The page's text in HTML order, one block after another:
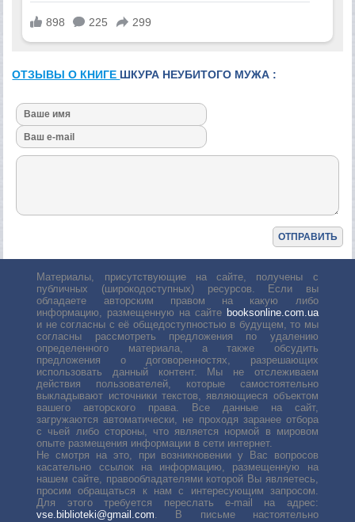
ОТЗЫВЫ О КНИГЕ ШКУРА НЕУБИТОГО МУЖА :
Материалы, присутствующие на сайте, получены с
публичных (широкодоступных) ресурсов. Если вы
обладаете авторским правом на какую либо
информацию, размещенную на сайте booksonline.com.ua
и не согласны с её общедоступностью в будущем, то мы
согласны рассмотреть предложения по удалению
определенного материала, а также обсудить
предложения о договоренностях, разрешающих
использовать данный контент. Мы не отслеживаем
действия пользователей, которые самостоятельно
выкладывают источники текстов, являющиеся объектом
вашего авторского права. Все данные на сайт,
загружаются автоматически, не проходя заранее отбора
с чьей либо стороны, что является нормой в мировом
опыте размещения информации в сети интернет.
Не смотря на это, при возникновении у Вас вопросов
касательно ссылок на информацию, размещенную на
нашем сайте, правообладателями которой Вы являетесь,
просим обращаться к нам с интересующим запросом.
Для этого требуется переслать е-mail на адрес:
vse.biblioteki@gmail.com. В письме настоятельно